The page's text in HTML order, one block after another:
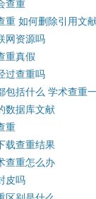
查重
重 如何删除引用文
网资源吗
重真假
过查重吗
包括什么 学术查重
数据库文献
重
载查重结果
查重怎么办
皮吗